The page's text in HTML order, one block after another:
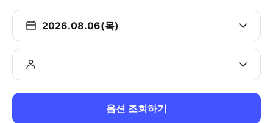
2026.08.06(목)
옵션 조회하기